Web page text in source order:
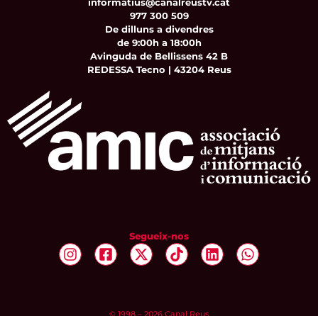
977 300 509
De dilluns a divendres
de 9:00h a 18:00h
Avinguda de Bellissens 42 B
REDESSA Tecno | 43204 Reus
Segueix-nos
© 1998 – 2026 Canal Reus